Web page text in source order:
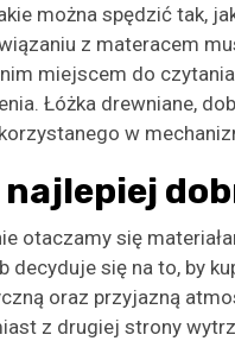
można spędzić tak,
z materacem
miejscem do
Łóżka drewniane,
w
najlepiej
otaczamy się
się na to, by
oraz przyjazną
z drugiej strony